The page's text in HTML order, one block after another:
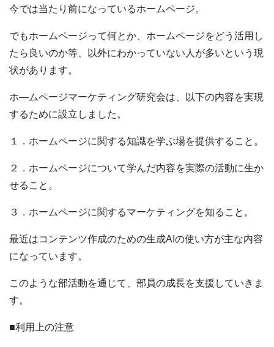
今では当たり前になっているホームページ。
でもホームページって何とか、ホームページをどう活用し
たら良いのか等、 以外にわかっていない人が多いという現
状があります。
ホ―ムページマーケティング研究会は、以下の内容を実現
するために設立しました。
１．ホームページに関する知識を学ぶ場を提供すること。
２．ホームページについて学んだ内容を実際の活動に生か
せること。
３．ホームページに関するマーケティングを知ること。
最近はコンテンツ作成のための生成AIの使い方が主な内容
になっています。
このような部活動を通じて、部員の成長を支援していきま
す。
■利用上の注意